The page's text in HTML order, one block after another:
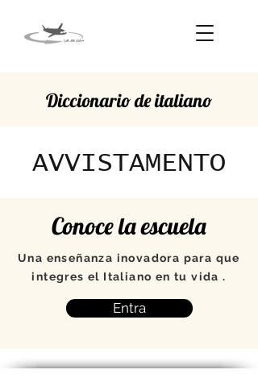
Diccionario de italiano
AVVISTAMENTO
Conoce la escuela
Una enseñanza inovadora para que
integres el Italiano en tu vida .
Entra